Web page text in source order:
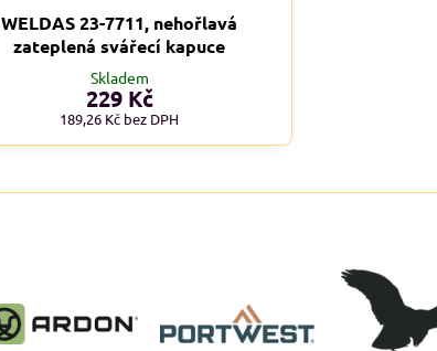
WELDAS 23-7711, nehořlavá
zateplená svářecí kapuce
Skladem
229 Kč
189,26 Kč bez DPH